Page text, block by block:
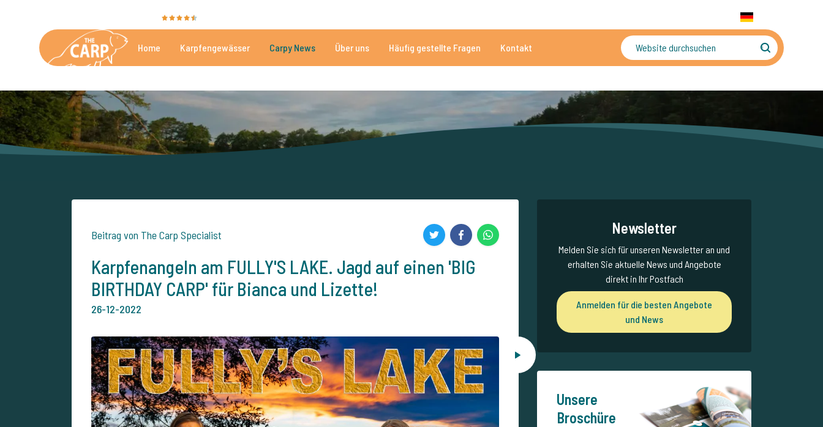
Home Karpfengewässer Carpy News Über uns Häufig gestellte Fragen Kontakt
Beitrag von The Carp Specialist
Karpfenangeln am FULLY'S LAKE. Jagd auf einen 'BIG
BIRTHDAY CARP' für Bianca und Lizette!
26-12-2022
Newsletter
Melden Sie sich für unseren Newsletter an und
erhalten Sie aktuelle News und Angebote
direkt in Ihr Postfach
Anmelden für die besten Angebote
und News
Unsere
Broschüre